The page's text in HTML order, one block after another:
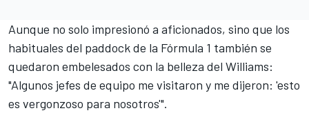
Aunque no solo impresionó a aficionados, sino que los
habituales del paddock de la Fórmula 1 también se
quedaron embelesados con la belleza del Williams:
"Algunos jefes de equipo me visitaron y me dijeron: 'esto
es vergonzoso para nosotros'".